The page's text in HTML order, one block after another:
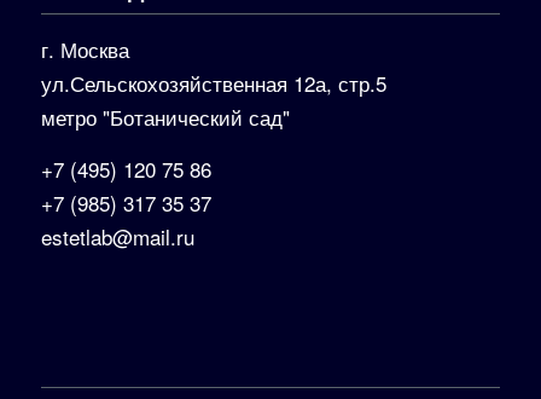
г. Москва
ул.Сельскохозяйственная 12а, стр.5
метро "Ботанический сад"
+7 (495) 120 75 86
+7 (985) 317 35 37
estetlab@mail.ru